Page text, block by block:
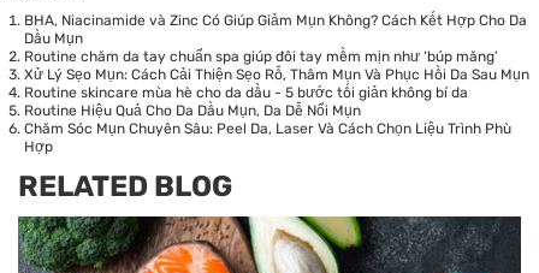
BHA, Niacinamide và Zinc Có Giúp Giảm Mụn Không? Cách Kết Hợp Cho Da
Dầu Mụn
Routine chăm da tay chuẩn spa giúp đôi tay mềm mịn như ‘búp măng’
Xử Lý Sẹo Mụn: Cách Cải Thiện Sẹo Rỗ, Thâm Mụn Và Phục Hồi Da Sau Mụn
Routine skincare mùa hè cho da dầu - 5 bước tối giản không bí da
Routine Hiệu Quả Cho Da Dầu Mụn, Da Dễ Nổi Mụn
Chăm Sóc Mụn Chuyên Sâu: Peel Da, Laser Và Cách Chọn Liệu Trình Phù
Hợp
RELATED BLOG